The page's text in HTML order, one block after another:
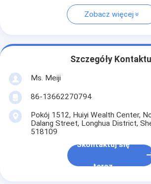
Zobacz więcej
Szczegóły Kontaktu
Ms. Meiji
86-13662270794
Pokój 1512, Huiyi Wealth Center,
Dalang Street, Longhua District,
518109
Skontaktuj się
teraz